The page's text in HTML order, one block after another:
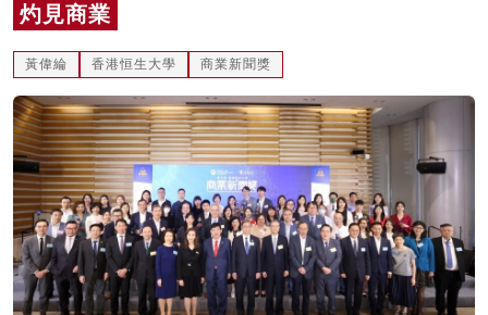
關於我們
灼見商業
黃偉綸 香港恒生大學 商業新聞獎